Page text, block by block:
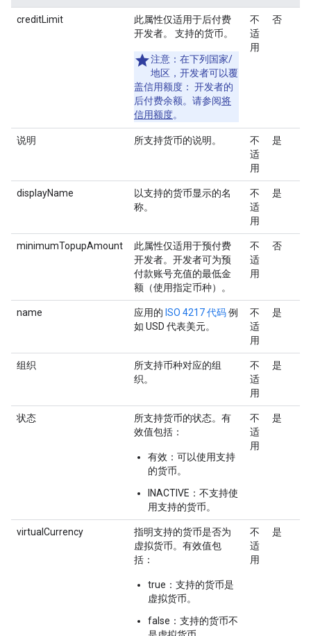
creditLimit
此属性仅适用于后付费
开发者。
支持的货币。
注意 ：在下列国家/
地区，开发者可以覆
盖信用额度： 开发者的
后付费余额。请参阅将
信用额度。
不
适
用
否
说明 所支持货币的说明。
不
适
用
是
displayName
以支持的货币显示的名
称。
不
适
用
是
minimumTopupAmount
此属性仅适用于预付费
开发者。 开发者可为预
付款账号充值的最低金
额（使用指定币种）。
不
适
用
否
name 应用的 ISO 4217 代码例
如 USD 代表美元。
不
适
用
是
组织
所支持币种对应的组
织。
不
适
用
是
状态
所支持货币的状态。有
效值包括：
有效：可以使用支持
的货币。
INACTIVE：不支持使
用支持的货币。
不
适
用
是
virtualCurrency
指明支持的货币是否为
虚拟货币。有效值包
括：
true：支持的货币是
虚拟货币。
false：支持的货币不
不
适
用
是